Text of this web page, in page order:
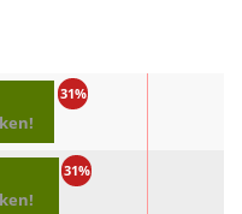
31%
31%